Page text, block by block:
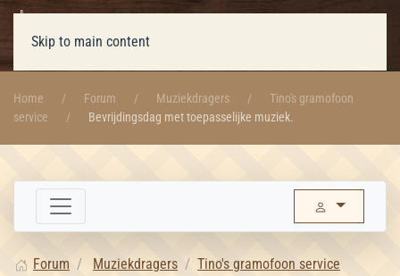
Skip to main content
Home Forum Muziekdragers
Tino's gramofoon
service
Bevrijdingsdag met toepasselijke muziek.
Forum Muziekdragers
Tino's gramofoon service